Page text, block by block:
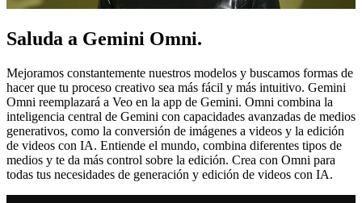
Saluda a Gemini Omni.
Mejoramos constantemente nuestros modelos y buscamos formas de
hacer que tu proceso creativo sea más fácil y más intuitivo. Gemini
Omni reemplazará a Veo en la app de Gemini. Omni combina la
inteligencia central de Gemini con capacidades avanzadas de medios
generativos, como la conversión de imágenes a videos y la edición
de videos con IA. Entiende el mundo, combina diferentes tipos de
medios y te da más control sobre la edición. Crea con Omni para
todas tus necesidades de generación y edición de videos con IA.